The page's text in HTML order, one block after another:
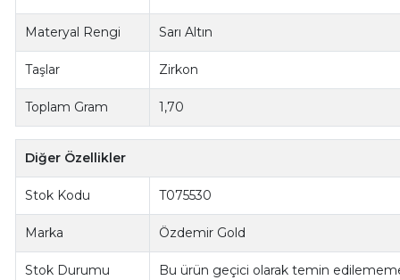
Materyal Rengi Sarı Altın
Taşlar Zirkon
Toplam Gram 1,70
Diğer Özellikler
Stok Kodu T075530
Marka Özdemir Gold
Stok Durumu Bu ürün geçici olarak temin